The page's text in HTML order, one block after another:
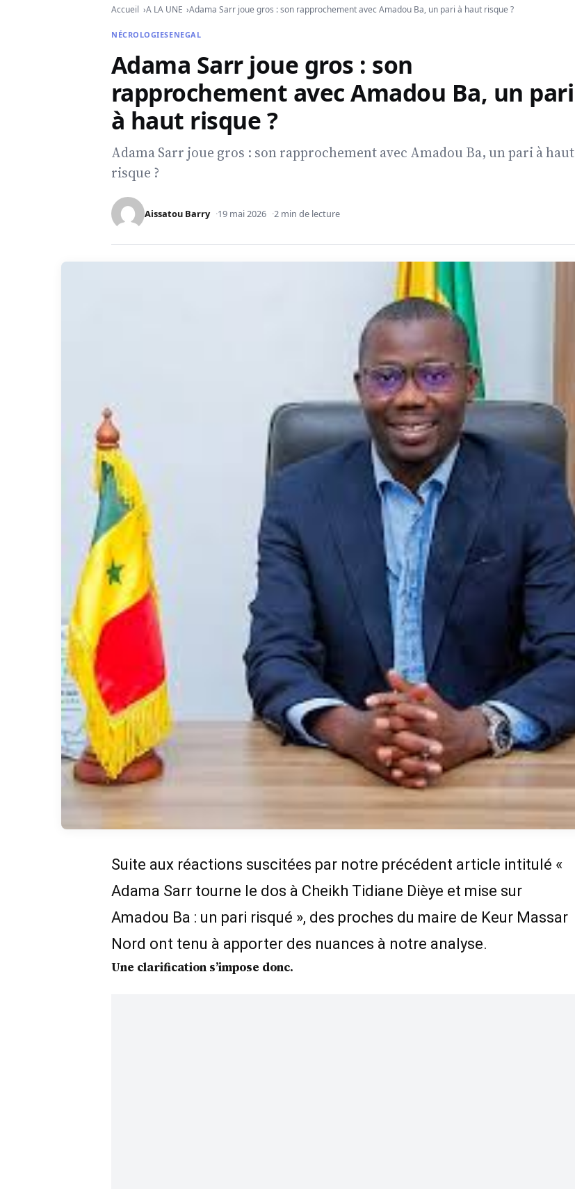
Accueil A LA UNE Adama Sarr joue gros : son rapprochement avec Amadou Ba, un pari à haut risque ?
NÉCROLOGIESENEGAL
Adama Sarr joue gros : son
rapprochement avec Amadou Ba, un pari
à haut risque ?
Adama Sarr joue gros : son rapprochement avec Amadou Ba, un pari à haut
risque ?
Aissatou Barry 19 mai 2026 2 min de lecture
Suite aux réactions suscitées par notre précédent article intitulé «
Adama Sarr tourne le dos à Cheikh Tidiane Dièye et mise sur
Amadou Ba : un pari risqué », des proches du maire de Keur Massar
Nord ont tenu à apporter des nuances à notre analyse.
Une clarification s’impose donc.